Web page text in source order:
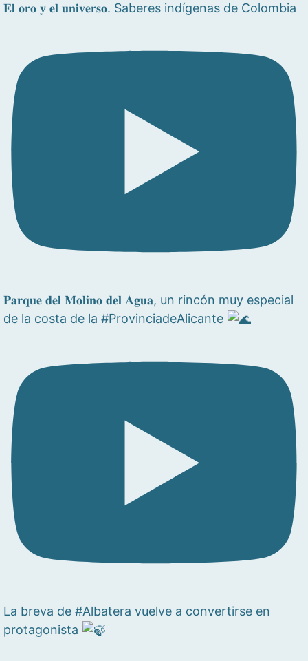
𝐄𝐥 𝐨𝐫𝐨 𝐲 𝐞𝐥 𝐮𝐧𝐢𝐯𝐞𝐫𝐬𝐨. Saberes indígenas de Colombia
𝐏𝐚𝐫𝐪𝐮𝐞 𝐝𝐞𝐥 𝐌𝐨𝐥𝐢𝐧𝐨 𝐝𝐞𝐥 𝐀𝐠𝐮𝐚, un rincón muy especial
de la costa de la #ProvinciadeAlicante
La breva de #Albatera vuelve a convertirse en
protagonista